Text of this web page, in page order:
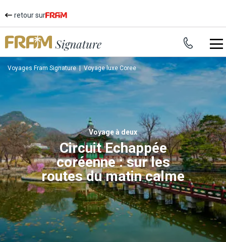
retour sur
Voyages Fram Signature|Voyage luxe Coree
voyage à deux
Circuit Echappée
coréenne : sur les
routes du matin calme